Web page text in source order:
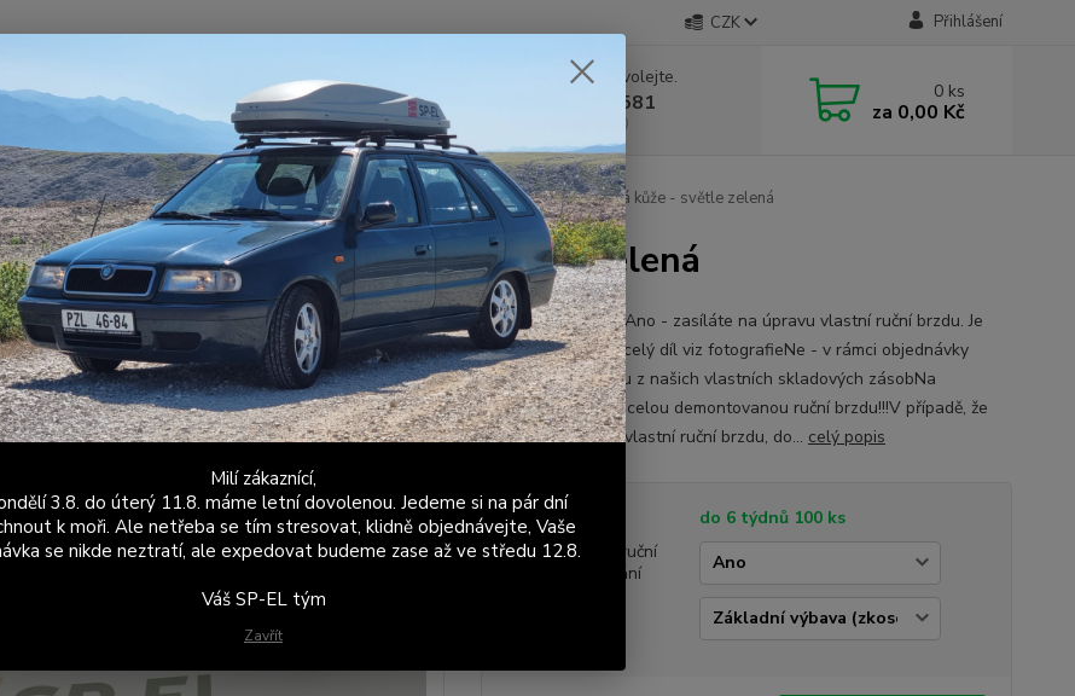
CZK Přihlášení
Hledat
Nevíte si rady? Zavolejte.
+420 603 411 581
Po - Pá 9:00 - 17:00
0 ks
za 0,00 Kč
a látkové doplňky Škoda Felicia Ruční brzdy Ruční brzda Felicia - černá kůže - světle zelená
brzda Felicia - černá kůže - světle zelená
Vlastní ruční brzdaAno - zasíláte na úpravu vlastní ruční brzdu. Je
třeba demontovat celý díl viz fotografieNe - v rámci objednávky
obdržíte ruční brzdu z našich vlastních skladových zásobNa
čalounění zasílejte celou demontovanou ruční brzdu!!!V případě, že
zvolíte, že nemáte vlastní ruční brzdu, do... celý popis
Dostupnost
do 6 týdnů 100 ks
Dodám vlastní ruční
brzdu na obšívání
Milí zákaznící,
3.8. do úterý 11.8. máme letní dovolenou. Jedeme si na pár dní
k moři. Ale netřeba se tím stresovat, klidně objednávejte, Vaše
se nikde neztratí, ale expedovat budeme zase až ve středu 12.8.
Váš SP-EL tým
Zavřít